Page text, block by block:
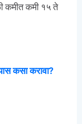
कमीत कमी १५ ते
कसा करावा?